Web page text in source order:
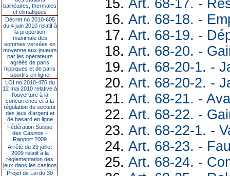
balnéaires, thermales
et climatiques
Décret no 2010-605
du 4 juin 2010 relatif à
la proportion
maximale des
sommes versées en
moyenne aux joueurs
par les opérateurs
agréés de paris
hippiques et de paris
sportifs en ligne
LOI no 2010-476 du
12 mai 2010 relative à
l’ouverture à la
concurrence et à la
régulation du secteur
des jeux d’argent et
de hasard en ligne
Fédération Suisse
des Casinos -
Rapport 2009
Arrêté du 29 juillet
2009 relatif à la
réglementation des
jeux dans les casinos
Projet de Loi du 30
Art. 68-17. -
Art. 68-18. -
Art. 68-19. -
Art. 68-20. -
Art. 68-20-1. -
Art. 68-20-2. -
Art. 68-21. -
Art. 68-22. -
Art. 68-22-1. -
Art. 68-23. -
Art. 68-24. -